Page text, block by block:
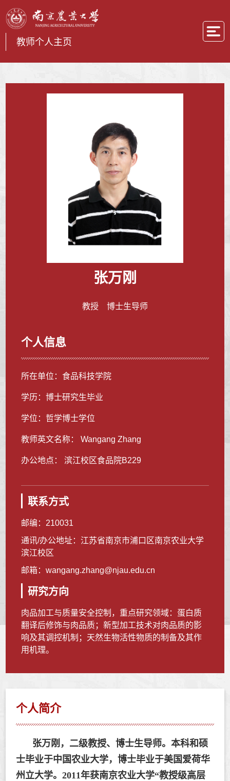
教师个人主页
张万刚
教授 博士生导师
个人信息
所在单位：食品科技学院
学历：博士研究生毕业
学位：哲学博士学位
教师英文名称： Wangang Zhang
办公地点： 滨江校区食品院B229
联系方式
邮编： 210031
通讯/办公地址： 江苏省南京市浦口区南京农业大学
滨江校区
邮箱：wangang.zhang@njau.edu.cn
研究方向
肉品加工与质量安全控制，重点研究领域：蛋白质
翻译后修饰与肉品质；新型加工技术对肉品质的影
响及其调控机制；天然生物活性物质的制备及其作
用机理。
个人简介
张万刚，二级教授、博士生导师。本科和硕
士毕业于中国农业大学，博士毕业于美国爱荷华
州立大学。2011年获南京农业大学“教授级高层